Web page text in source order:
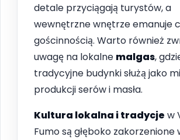
detale przyciągają turystów, a
wewnętrzne wnętrze emanuje
gościnnością. Warto również
uwagę na lokalne malgas,
tradycyjne budynki służą jako
produkcji serów i masła.
Kultura lokalna i tradycje w
Fumo są głęboko zakorzenione